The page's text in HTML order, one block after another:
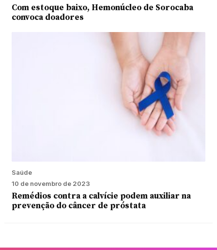
Com estoque baixo, Hemonúcleo de Sorocaba
convoca doadores
Saúde
10 de novembro de 2023
Remédios contra a calvície podem auxiliar na
prevenção do câncer de próstata